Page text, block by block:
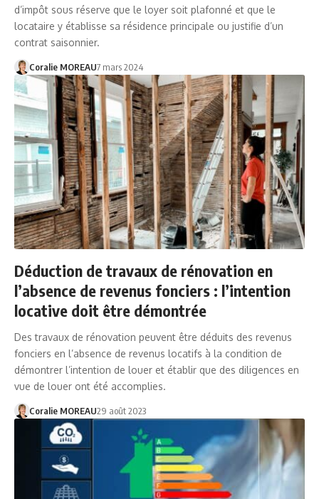
d’impôt sous réserve que le loyer soit plafonné et que le
locataire y établisse sa résidence principale ou justifie d’un
contrat saisonnier.
Coralie MOREAU7 mars 2024
Déduction de travaux de rénovation en
l’absence de revenus fonciers : l’intention
locative doit être démontrée
Des travaux de rénovation peuvent être déduits des revenus
fonciers en l’absence de revenus locatifs à la condition de
démontrer l’intention de louer et établir que des diligences en
vue de louer ont été accomplies.
Coralie MOREAU29 août 2023